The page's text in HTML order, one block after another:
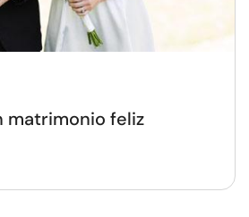
matrimonio feliz